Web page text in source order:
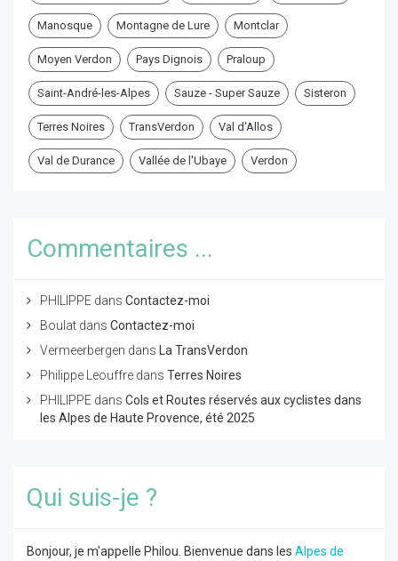
Manosque Montagne de Lure Montclar
Moyen Verdon Pays Dignois Praloup
Saint-André-les-Alpes Sauze - Super Sauze Sisteron
Terres Noires TransVerdon Val d'Allos
Val de Durance Vallée de l'Ubaye Verdon
Commentaires ...
PHILIPPE dans Contactez-moi
Boulat dans Contactez-moi
Vermeerbergen dans
La TransVerdon
Philippe Leouffre dans Terres Noires
PHILIPPE dans Cols et Routes réservés aux cyclistes dans
les Alpes de Haute Provence, été 2025
Qui suis-je ?
Bonjour, je m'appelle Philou. Bienvenue dans les Alpes de